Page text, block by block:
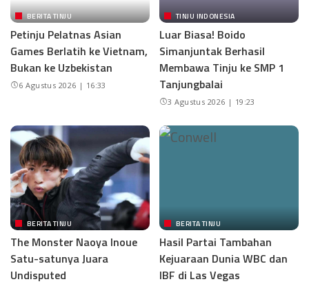
BERITA TINJU
Petinju Pelatnas Asian
Games Berlatih ke Vietnam,
Bukan ke Uzbekistan
6 Agustus 2026 | 16:33
TINJU INDONESIA
Luar Biasa! Boido
Simanjuntak Berhasil
Membawa Tinju ke SMP 1
Tanjungbalai
3 Agustus 2026 | 19:23
BERITA TINJU
The Monster Naoya Inoue
Satu-satunya Juara
Undisputed
BERITA TINJU
Hasil Partai Tambahan
Kejuaraan Dunia WBC dan
IBF di Las Vegas